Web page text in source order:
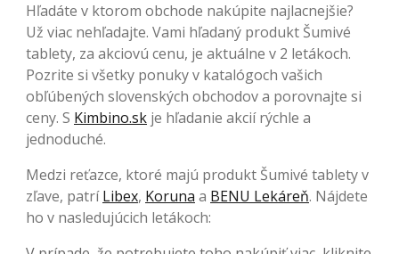
Hľadáte v ktorom obchode nakúpite najlacnejšie?
Už viac nehľadajte. Vami hľadaný produkt Šumivé
tablety, za akciovú cenu, je aktuálne v 2 letákoch.
Pozrite si všetky ponuky v katalógoch vašich
obľúbených slovenských obchodov a porovnajte si
ceny. S Kimbino.sk je hľadanie akcií rýchle a
jednoduché.
Medzi reťazce, ktoré majú produkt Šumivé tablety v
zľave, patríLibex, Koruna a BENU Lekáreň. Nájdete
ho v nasledujúcich letákoch: